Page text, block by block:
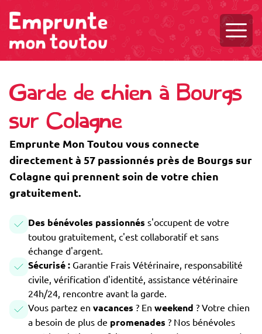
Garde de chien à Bourgs
sur Colagne
Emprunte Mon Toutou vous connecte
directement à 57 passionnés près de Bourgs sur
Colagne qui prennent soin de votre chien
gratuitement.
Des bénévoles passionnés s'occupent de votre
toutou gratuitement, c'est collaboratif et sans
échange d'argent.
Sécurisé : Garantie Frais Vétérinaire, responsabilité
civile, vérification d'identité, assistance vétérinaire
24h/24, rencontre avant la garde.
Vous partez en vacances ? En weekend ? Votre chien
a besoin de plus de promenades ? Nos bénévoles